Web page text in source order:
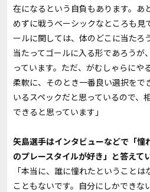
在になるという自負もあります。あ
めずに戦うベーシックなところも見
ールに関しては、体のどこに当たろ
当たってゴールに入る形であろうが
っています。ただ、がむしゃらにや
柔軟に、そのとき一番良い選択をで
いるスペックだと思っているので、
できると思っています」
――矢島選手はインタビューなどで「
のプレースタイルが好き」と答えて
「本当に、誰に憧れたということ
こともないです。自分にしかできな